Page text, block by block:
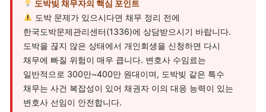
도박빚 채무자의 핵심 포인트
도박 문제가 있으시다면 채무 정리 전에
한국도박문제관리센터(1336)에 상담받으시기 바랍니다.
도박을 끊지 않은 상태에서 개인회생을 신청하면 다시
채무에 빠질 위험이 매우 큽니다. 변호사 수임료는
일반적으로 300만~400만 원대이며, 도박빚 같은 특수
채무는 사건 복잡성이 있어 채권자 이의 대응 능력이 있는
변호사 선임이 안전합니다.